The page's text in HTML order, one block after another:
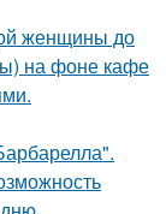
женщины до
на фоне кафе